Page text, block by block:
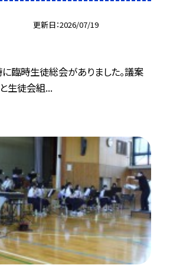
更新日 2026/07/19
に臨時生徒総会がありました。議案
生徒会組...